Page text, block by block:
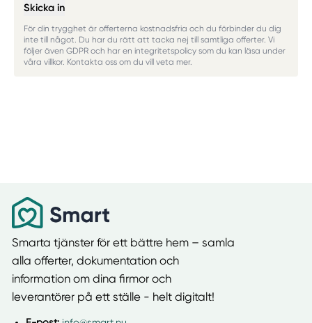
Skicka in
För din trygghet är offerterna kostnadsfria och du förbinder du dig
inte till något. Du har du rätt att tacka nej till samtliga offerter. Vi
följer även GDPR och har en integritetspolicy som du kan läsa under
våra villkor. Kontakta oss om du vill veta mer.
Smarta tjänster för ett bättre hem – samla
alla offerter, dokumentation och
information om dina firmor och
leverantörer på ett ställe - helt digitalt!